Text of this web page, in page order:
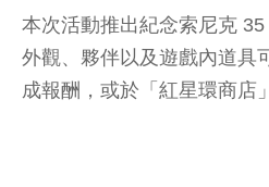
本次活動推出紀念索尼克 35
外觀、夥伴以及遊戲內道具
成報酬，或於「紅星環商店